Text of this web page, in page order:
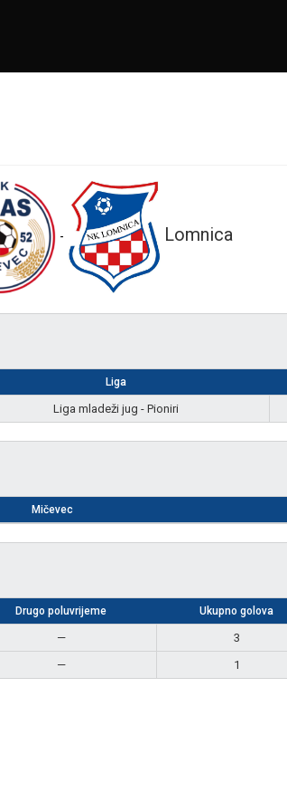
- Lomnica
Liga
Liga mladeži jug - Pioniri
Mičevec
Drugo poluvrijeme Ukupno golova
— 3
— 1